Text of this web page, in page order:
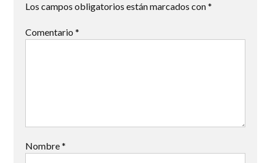
Los campos obligatorios están marcados con*
Comentario *
Nombre*